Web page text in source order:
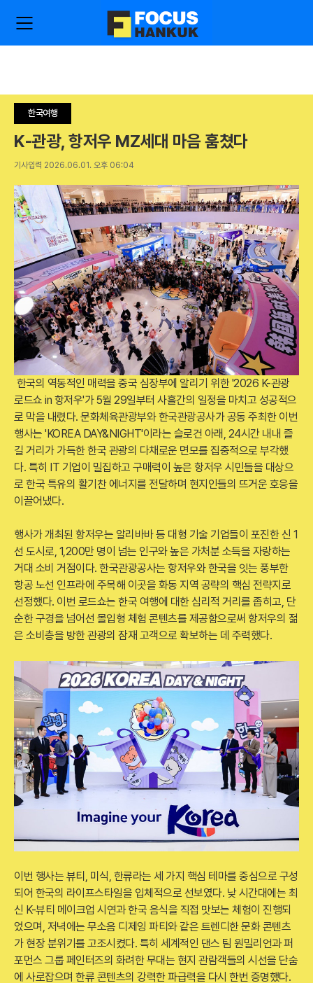
색
주
요
메
뉴
펼
치
기
한국여행
K-관광, 항저우 MZ세대 마음 훔쳤다
기사입력 2026.06.01. 오후 06:04
한국의 역동적인 매력을 중국 심장부에 알리기 위한 '2026 K-관광
로드쇼 in 항저우'가 5월 29일부터 사흘간의 일정을 마치고 성공적으
로 막을 내렸다. 문화체육관광부와 한국관광공사가 공동 주최한 이번
행사는 'KOREA DAY&NIGHT'이라는 슬로건 아래, 24시간 내내 즐
길 거리가 가득한 한국 관광의 다채로운 면모를 집중적으로 부각했
다. 특히 IT 기업이 밀집하고 구매력이 높은 항저우 시민들을 대상으
로 한국 특유의 활기찬 에너지를 전달하며 현지인들의 뜨거운 호응을
이끌어냈다.
행사가 개최된 항저우는 알리바바 등 대형 기술 기업들이 포진한 신 1
선 도시로, 1,200만 명이 넘는 인구와 높은 가처분 소득을 자랑하는
거대 소비 거점이다. 한국관광공사는 항저우와 한국을 잇는 풍부한
항공 노선 인프라에 주목해 이곳을 화동 지역 공략의 핵심 전략지로
선정했다. 이번 로드쇼는 한국 여행에 대한 심리적 거리를 좁히고, 단
순한 구경을 넘어선 몰입형 체험 콘텐츠를 제공함으로써 항저우의 젊
은 소비층을 방한 관광의 잠재 고객으로 확보하는 데 주력했다.
이번 행사는 뷰티, 미식, 한류라는 세 가지 핵심 테마를 중심으로 구성
되어 한국의 라이프스타일을 입체적으로 선보였다. 낮 시간대에는 최
신 K-뷰티 메이크업 시연과 한국 음식을 직접 맛보는 체험이 진행되
었으며, 저녁에는 무소음 디제잉 파티와 같은 트렌디한 문화 콘텐츠
가 현장 분위기를 고조시켰다. 특히 세계적인 댄스 팀 원밀리언과 퍼
포먼스 그룹 페인터즈의 화려한 무대는 현지 관람객들의 시선을 단숨
에 사로잡으며 한류 콘텐츠의 강력한 파급력을 다시 한번 증명했다.